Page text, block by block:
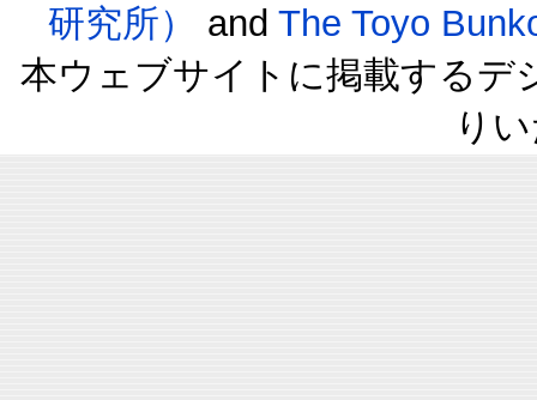
研究所） and The Toyo
本ウェブサイトに掲載するデ
り